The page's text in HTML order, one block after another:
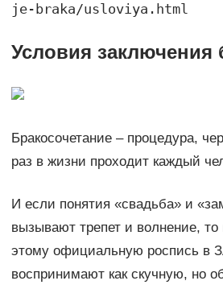
je-braka/usloviya.html
Условия заключения
Бракосочетание – процедура,
раз в жизни проходит каждый
И если понятия «свадьба» и
вызывают трепет и волнение,
этому официальную роспись в
воспринимают как скучную, но